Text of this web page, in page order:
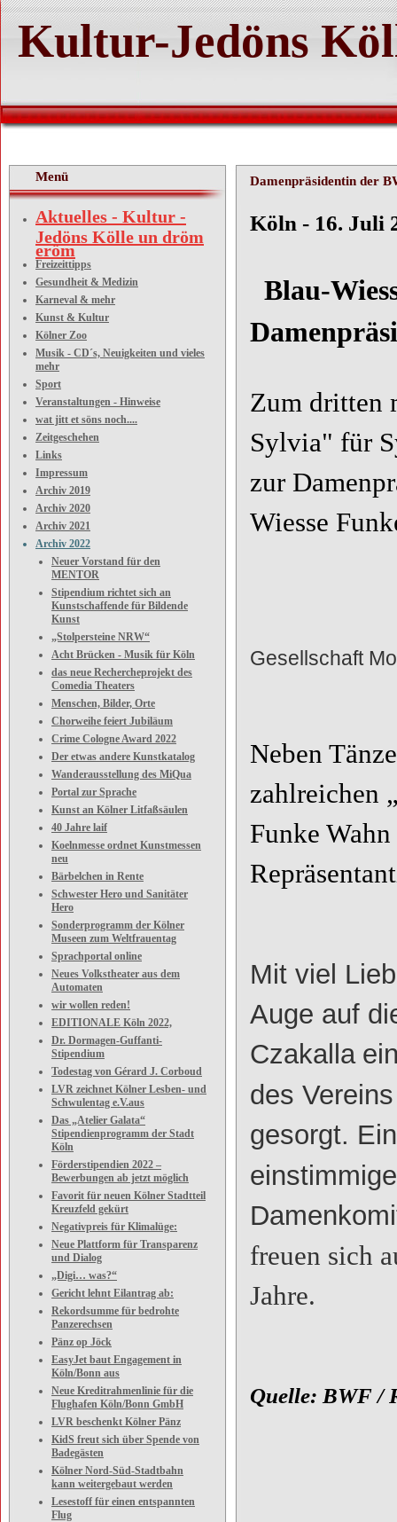
Kultur-Jedöns
Menü
Aktuelles - Kultur -
Jedöns Kölle un dröm
eröm
Freizeittipps
Gesundheit & Medizin
Karneval & mehr
Kunst & Kultur
Kölner Zoo
Musik - CD´s, Neuigkeiten und vieles
mehr
Sport
Veranstaltungen - Hinweise
wat jitt et söns noch....
Zeitgeschehen
Links
Impressum
Archiv 2019
Archiv 2020
Archiv 2021
Archiv 2022
Neuer Vorstand für den
MENTOR
Stipendium richtet sich an
Kunstschaffende für Bildende
Kunst
„Stolpersteine NRW“
Acht Brücken - Musik für Köln
das neue Rechercheprojekt des
Comedia Theaters
Menschen, Bilder, Orte
Chorweihe feiert Jubiläum
Crime Cologne Award 2022
Der etwas andere Kunstkatalog
Wanderausstellung des MiQua
Portal zur Sprache
Kunst an Kölner Litfaßsäulen
40 Jahre laif
Koelnmesse ordnet Kunstmessen
neu
Bärbelchen in Rente
Schwester Hero und Sanitäter
Hero
Sonderprogramm der Kölner
Museen zum Weltfrauentag
Sprachportal online
Neues Volkstheater aus dem
Automaten
wir wollen reden!
EDITIONALE Köln 2022,
Dr. Dormagen-Guffanti-
Stipendium
Todestag von Gérard J. Corboud
LVR zeichnet Kölner Lesben- und
Schwulentag e.V.aus
Das „Atelier Galata“
Stipendienprogramm der Stadt
Köln
Förderstipendien 2022 –
Bewerbungen ab jetzt möglich
Favorit für neuen Kölner Stadtteil
Kreuzfeld gekürt
Negativpreis für Klimalüge:
Neue Plattform für Transparenz
und Dialog
„Digi… was?“
Gericht lehnt Eilantrag ab:
Rekordsumme für bedrohte
Panzerechsen
Pänz op Jöck
EasyJet baut Engagement in
Köln/Bonn aus
Neue Kreditrahmenlinie für die
Flughafen Köln/Bonn GmbH
LVR beschenkt Kölner Pänz
KidS freut sich über Spende von
Badegästen
Kölner Nord-Süd-Stadtbahn
kann weitergebaut werden
Lesestoff für einen entspannten
Flug
Damenpräsidentin der
Köln - 16. Juli
Blau-
Zum dritten
Sylvia" für
zur
Wiesse
Gesellschaft
Neben
zahlreichen
Funke
Mit viel
Auge auf
Czakalla
des
gesorgt.
freuen sich
Jahre.
Quelle: BWF /